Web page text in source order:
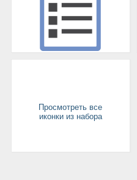
Просмотреть все
иконки из набора